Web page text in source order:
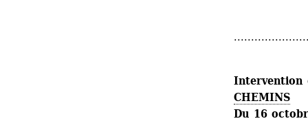
Intervention
CHEMINS
Du 16